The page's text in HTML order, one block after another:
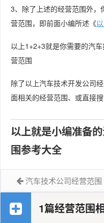
3、除了上述的经营范围外
营范围，即前面小编所述《
以上1+2+3就是你需要的汽
营范围
除了以上汽车技术开发公司
面相关的经营范围、或直接
以上就是小编准备
围参考大全
汽车技术公司经营范围
1篇经营范围